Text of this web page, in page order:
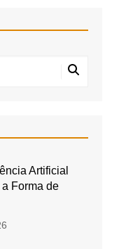
Artificial
Forma de